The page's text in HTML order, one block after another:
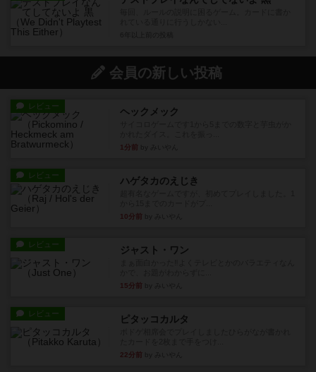
会員の新しい投稿
レビュー ヘックメック
1分前
レビュー ハゲタカのえじき
10分前
レビュー ジャスト・ワン
15分前
レビュー ピタッコカルタ
22分前